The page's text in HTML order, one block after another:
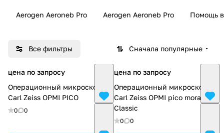
Aerogen Aeroneb Pro Aerogen Aeroneb Pro Помощь
Все фильтры Сначала популярные
цена по запросу
Операционный микроскоп
Carl Zeiss OPMI PICO
0 0
цена по запросу
Операционный микроскоп
Carl Zeiss OPMI pico mora
Classic
0 0